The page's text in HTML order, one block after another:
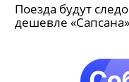
Поезда будут
дешевле